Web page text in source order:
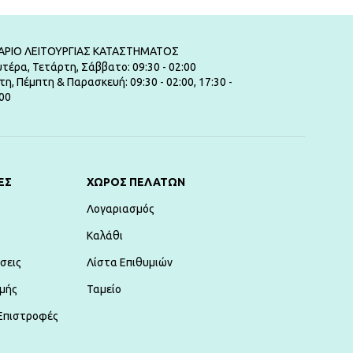
ΛΕΙΤΟΥΡΓΙΑΣ ΚΑΤΑΣΤΗΜΑΤΟΣ
Τετάρτη, Σάββατο: 09:30 - 02:00
Πέμπτη & Παρασκευή: 09:30 - 02:00, 17:30 -
ΧΏΡΟΣ ΠΕΛΑΤΏΝ
Λογαριασμός
Καλάθι
Λίστα Επιθυμιών
Ταμείο